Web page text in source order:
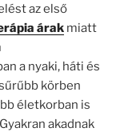
az első
árakmiatt
a nyaki, háti és
körben
életkorban is
akadnak